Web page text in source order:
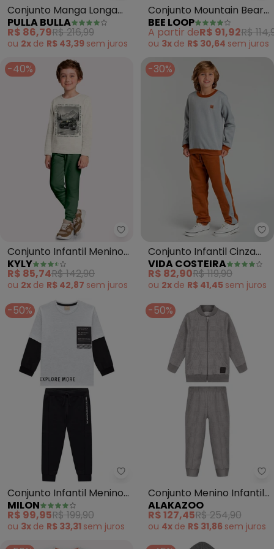
Conjunto Manga Longa
Menino (Cinza)
PULLA BULLA
R$ 86,79R$ 216,99
ou 2x de R$ 43,39 sem juros
Conjunto Mountain Bear
Infantil Cinza
BEE LOOP
A partir deR$ 91,92R$
ou 3x de R$ 30,64 sem juros
-40%
Kyly - Conjunto Infantil Menino
Conjunto Infantil Menino
em Algodão (Cinza)
KYLY
R$ 85,74R$ 142,90
ou 2x de R$ 42,87 sem juros
-30%
Conjunto Infantil Cinza
com Aplique (Mescla)
VIDA COSTEIRA
R$ 82,90R$ 119,90
ou 2x de R$ 41,45 sem juros
-50%
Conjunto Infantil Menino
Lettering (Cinza)
MILON
R$ 99,95R$ 199,90
ou 3x de R$ 33,31 sem juros
-50%
Conjunto Menino Infantil
em Malha Xadrez (Cinza)
ALAKAZOO
R$ 127,45R$ 254,90
ou 4x de R$ 31,86 sem juros